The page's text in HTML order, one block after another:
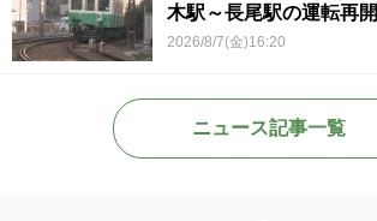
木駅～長尾駅の運転再
2026/8/7(金)16:20
ニュース記事一覧